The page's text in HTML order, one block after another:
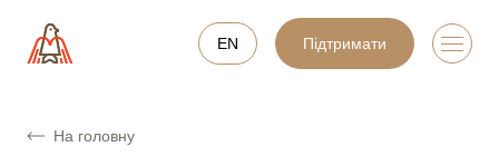
EN Підтримати
На головну